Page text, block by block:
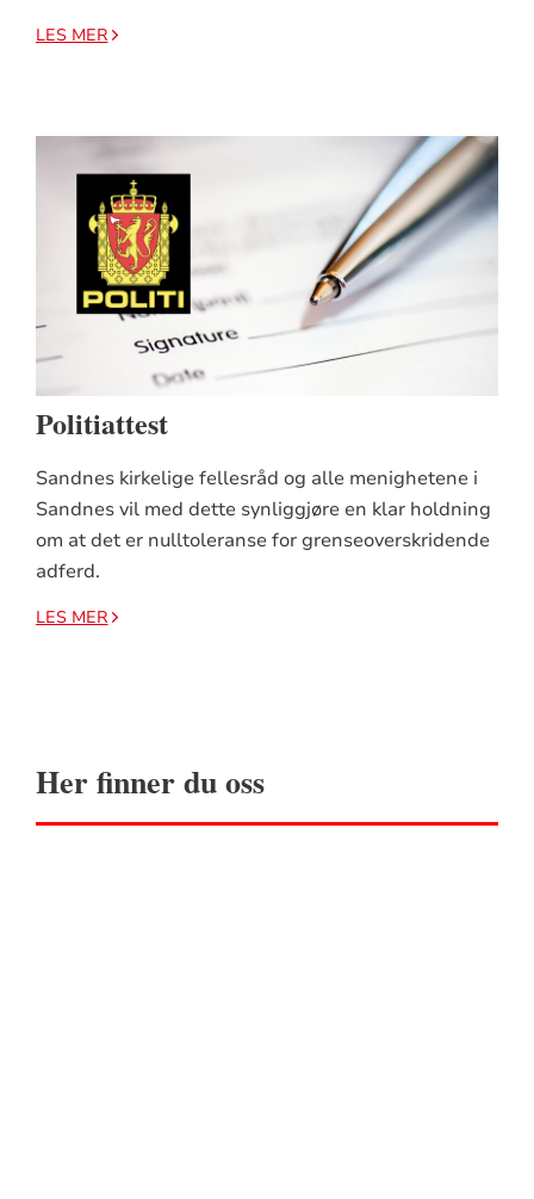
LES MER
Politiattest
Sandnes kirkelige fellesråd og alle menighetene i
Sandnes vil med dette synliggjøre en klar holdning
om at det er nulltoleranse for grenseoverskridende
adferd.
LES MER
Her finner du oss